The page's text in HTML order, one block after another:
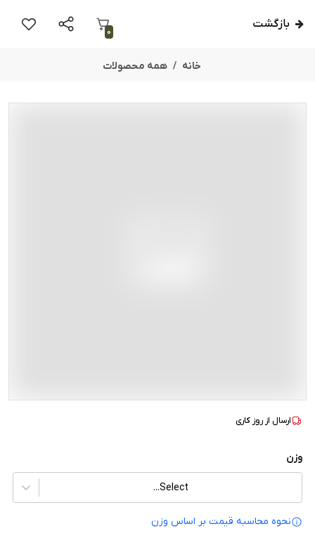
بازگشت
0
خانه همه محصولات
ارسال از روز کاری
وزن
Select...
نحوه محاسبه قیمت بر‌ اساس وزن